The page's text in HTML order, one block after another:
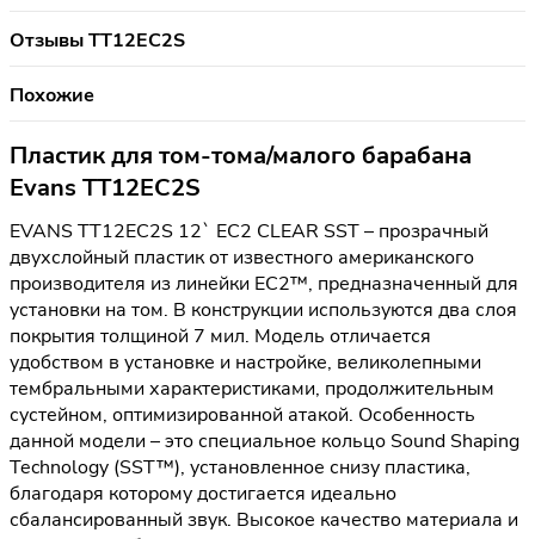
Отзывы TT12EC2S
Похожие
Пластик для том-тома/малого барабана
Evans TT12EC2S
EVANS TT12EC2S 12` EC2 CLEAR SST – прозрачный
двухслойный пластик от известного американского
производителя из линейки EC2™, предназначенный для
установки на том. В конструкции используются два слоя
покрытия толщиной 7 мил. Модель отличается
удобством в установке и настройке, великолепными
тембральными характеристиками, продолжительным
сустейном, оптимизированной атакой. Особенность
данной модели – это специальное кольцо Sound Shaping
Technology (SST™), установленное снизу пластика,
благодаря которому достигается идеально
сбалансированный звук. Высокое качество материала и